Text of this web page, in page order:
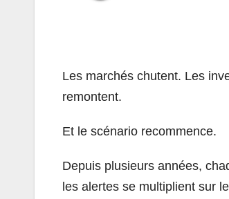
Les marchés chutent. Les
remontent.
Et le scénario recommence.
Depuis plusieurs années,
les alertes se multiplient sur